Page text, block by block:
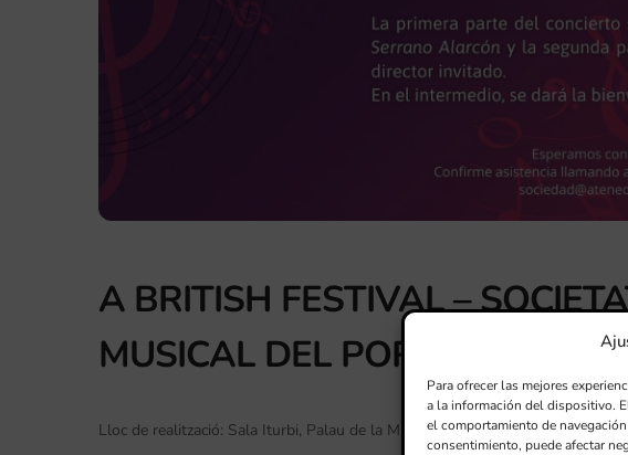
Para ofrecer las mejores
a la información del dispositivo.
el comportamiento de
consentimiento, puede afectar
A BRITISH FESTIVAL –
MUSICAL DEL PORT
Lloc de realització: Sala Iturbi, Palau de la Música, València.